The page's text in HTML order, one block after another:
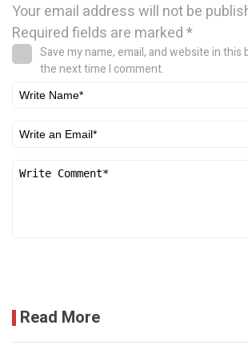
Your email address will not be
Required fields are marked*
Save my name, email, and website in
the next time I comment.
Read More